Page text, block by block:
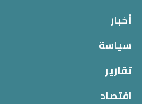
أخبار
سياسة
تقارير
اقتصاد